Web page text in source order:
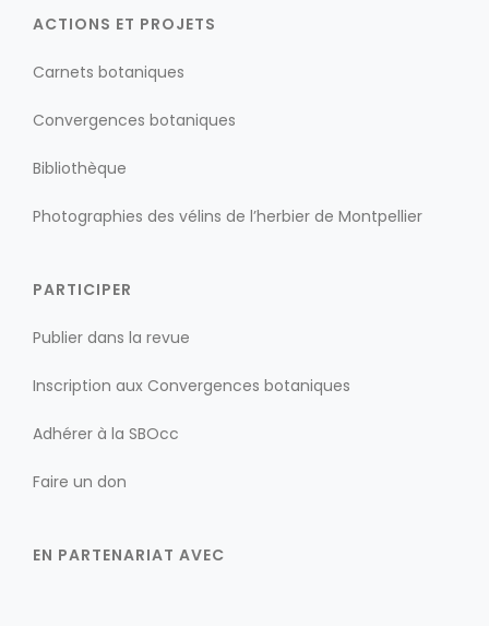
ACTIONS ET PROJETS
Carnets botaniques
Convergences botaniques
Bibliothèque
Photographies des vélins de l’herbier de Montpellier
PARTICIPER
Publier dans la revue
Inscription aux Convergences botaniques
Adhérer à la SBOcc
Faire un don
EN PARTENARIAT AVEC